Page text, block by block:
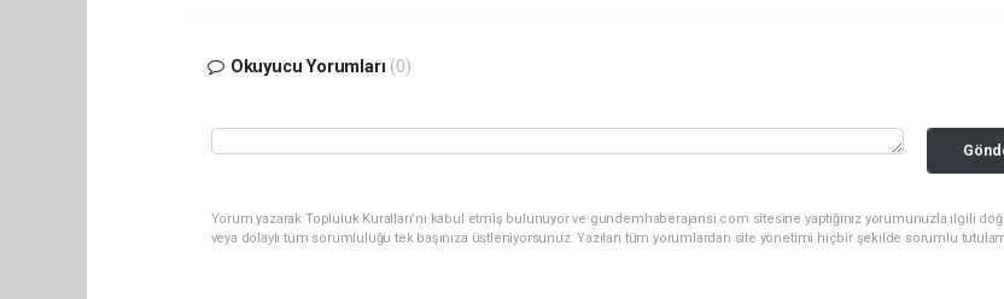
Okuyucu Yorumları (0)
Yorum yazarak Topluluk Kuralları’nı kabul etmiş bulunuyor ve gundemhaberajansi.com sitesine yaptığınız yorumunuzla ilgili
veya dolaylı tüm sorumluluğu tek başınıza üstleniyorsunuz. Yazılan tüm yorumlardan site yönetimi hiçbir şekilde sorumlu